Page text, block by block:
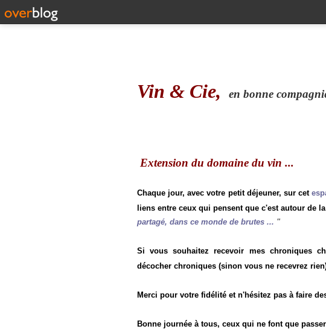
Vin & Cie, en bonne
Extension du domaine du vin ...
Chaque jour, avec votre petit déjeuner, sur cet
liens entre ceux qui pensent que c'est autour de
partagé, dans ce monde de brutes ... "
Si vous souhaitez recevoir mes chroniques
décocher chroniques (sinon vous ne recevrez
Merci pour votre fidélité et n'hésitez pas à faire
Bonne journée à tous, ceux qui ne font que